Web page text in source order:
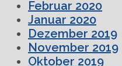
Februar 2020
Januar 2020
Dezember 2019
November 2019
Oktober 2019